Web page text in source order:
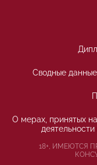
Сводные
О мерах, принятых
18+, ИМЕЮТСЯ